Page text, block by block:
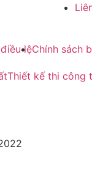
lệChính sách
Thiết kế thi công